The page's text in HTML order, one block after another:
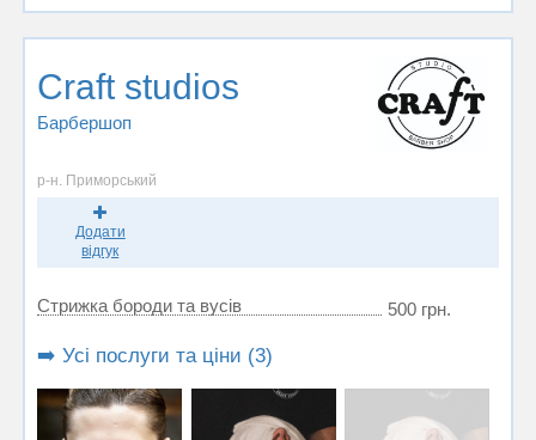
Craft studios
Барбершоп
р-н. Приморський
Додати
відгук
Стрижка бороди та вусів 500 грн.
➡️ Усі послуги та ціни (3)